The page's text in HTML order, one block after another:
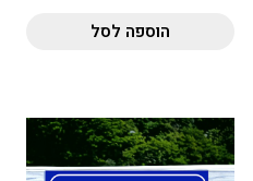
הוספה לסל